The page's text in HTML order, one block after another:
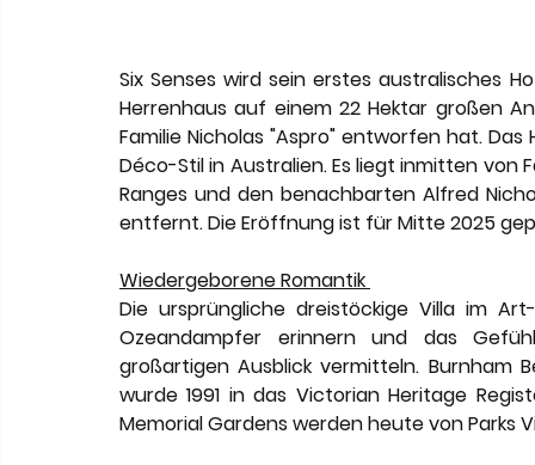
Six Senses wird sein erstes australisches
Herrenhaus auf einem 22 Hektar großen
Familie Nicholas "Aspro" entworfen hat.
Déco-Stil in Australien. Es liegt inmitten von
Ranges und den benachbarten Alfred
entfernt. Die Eröffnung ist für Mitte 2025
Wiedergeborene Romantik
Die ursprüngliche dreistöckige Villa im
Ozeandampfer erinnern und das
großartigen Ausblick vermitteln. Burnham
wurde 1991 in das Victorian Heritage
Memorial Gardens werden heute von Parks